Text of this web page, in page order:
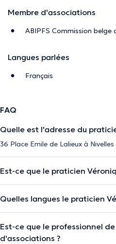
Membre d'associations
ABIPFS Commission belge
Langues parlées
Français
FAQ
Quelle est l'adresse du
36 Place Emile de Lalieux à
Est-ce que le praticien
Quelles langues le praticien
Est-ce que le professionnel
d'associations ?